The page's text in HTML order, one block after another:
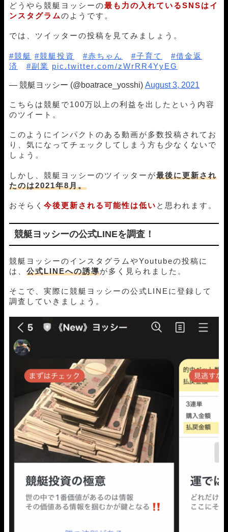
どうやら競艇ヨッシーの最も力の入れているSNSはイ
ンスタグラムのようです。
では、ツイッターの投稿を見てみましょう。
#競艇 #競艇投資 #赤ちゃん #子育て
#借金返
済
#副業 pic.twitter.com/zWrRR4YyEG
— 競艇ヨッシー (@boatrace_yosshi) August 3, 2021
こちらは競艇で100万以上の利益を出したという内容
のツイート。
このようにインパクトのある動画が多数投稿されてお
り、気になってチェックしてしまう方も少なくないで
しょう。
しかし、競艇ヨッシーのツイッターが最後に更新され
たのは2021年8月。
おそらく 今後更新される可能性は低い と思われます。
競艇ヨッシーの公式LINEを調査！
競艇ヨッシーのインスタグラムやYoutubeの投稿に
は、 公式LINEへの誘導が多く見られました。
そこで、実際に競艇ヨッシーの公式LINEに登録して
調査していきましょう。